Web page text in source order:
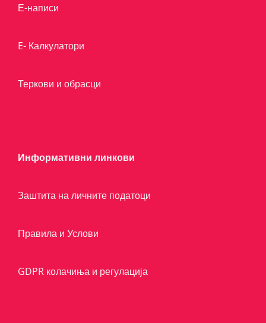
Е-написи
E- Калкулатори
Теркови и обрасци
Информативни линкови
Заштита на личните податоци
Правила и Услови
GDPR колачиња и регулација